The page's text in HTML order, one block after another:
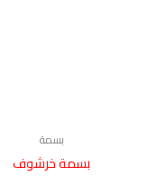
بسمة
بسمة خرشوف